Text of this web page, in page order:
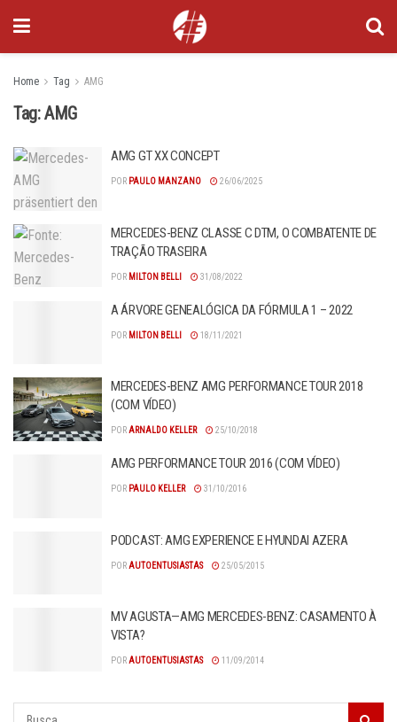
Home Tag AMG
Tag:AMG
AMG GT XX CONCEPT
POR PAULO MANZANO 26/06/2025
MERCEDES-BENZ CLASSE C DTM, O COMBATENTE DE
TRAÇÃO TRASEIRA
POR MILTON BELLI 31/08/2022
A ÁRVORE GENEALÓGICA DA FÓRMULA 1 – 2022
POR MILTON BELLI 18/11/2021
MERCEDES-BENZ AMG PERFORMANCE TOUR 2018
(COM VÍDEO)
POR ARNALDO KELLER 25/10/2018
AMG PERFORMANCE TOUR 2016 (COM VÍDEO)
POR PAULO KELLER 31/10/2016
PODCAST: AMG EXPERIENCE E HYUNDAI AZERA
POR AUTOENTUSIASTAS 25/05/2015
MV AGUSTA—AMG MERCEDES-BENZ: CASAMENTO À
VISTA?
POR AUTOENTUSIASTAS 11/09/2014